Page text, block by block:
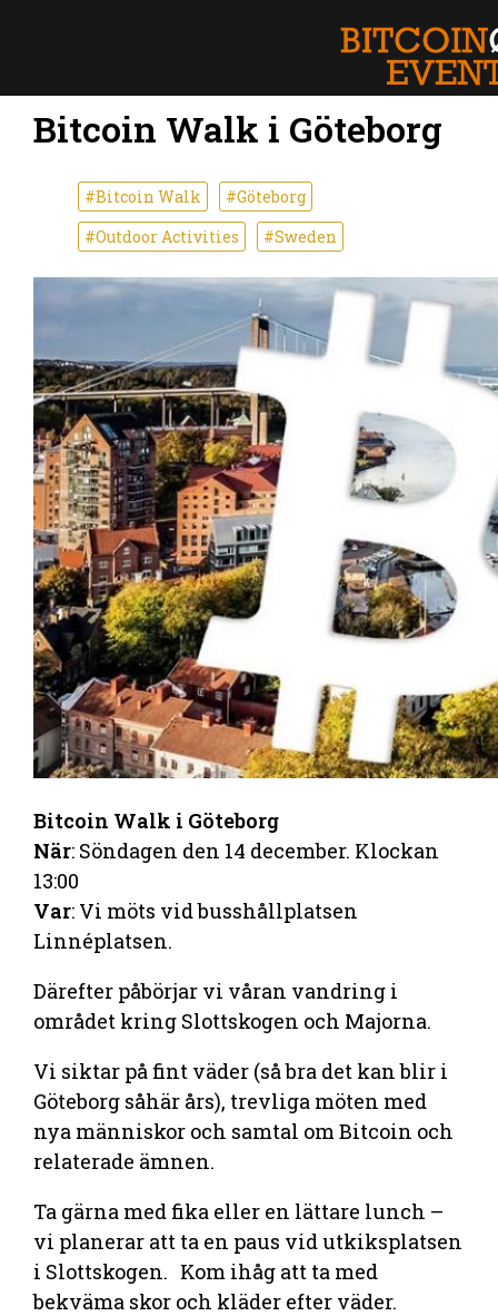
Bitcoin Walk i Göteborg
#Bitcoin Walk
#Göteborg
#Outdoor Activities
#Sweden
Bitcoin Walk i Göteborg
När: Söndagen den 14 december. Klockan
13:00
Var: Vi möts vid busshållplatsen
Linnéplatsen.
Därefter påbörjar vi våran vandring i
området kring Slottskogen och Majorna.
Vi siktar på fint väder (så bra det kan blir i
Göteborg såhär års), trevliga möten med
nya människor och samtal om Bitcoin och
relaterade ämnen.
Ta gärna med fika eller en lättare lunch –
vi planerar att ta en paus vid utkiksplatsen
i Slottskogen. Kom ihåg att ta med
bekväma skor och kläder efter väder.